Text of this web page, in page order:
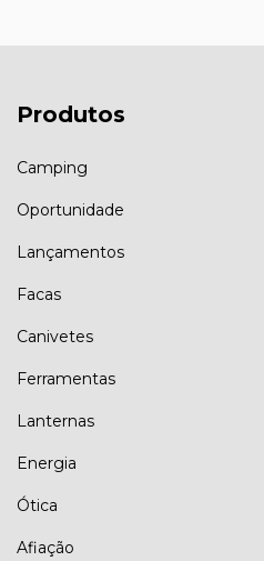
Produtos
Camping
Oportunidade
Lançamentos
Facas
Canivetes
Ferramentas
Lanternas
Energia
Ótica
Afiação